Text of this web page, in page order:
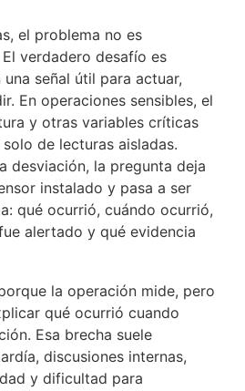
el problema no es
verdadero desafío es
señal útil para actuar,
En operaciones sensibles, el
y otras variables críticas
de lecturas aisladas.
desviación, la pregunta deja
instalado y pasa a ser
qué ocurrió, cuándo ocurrió,
alertado y qué evidencia
la operación mide, pero
qué ocurrió cuando
Esa brecha suele
discusiones internas,
y dificultad para